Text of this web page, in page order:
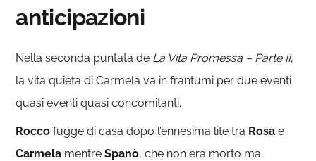
anticipazioni
Nella seconda puntata de La Vita Promessa – Parte II,
la vita quieta di Carmela va in frantumi per due eventi
quasi eventi quasi concomitanti.
Rocco fugge di casa dopo l’ennesima lite tra Rosa e
Carmela mentreSpanò, che non era morto ma